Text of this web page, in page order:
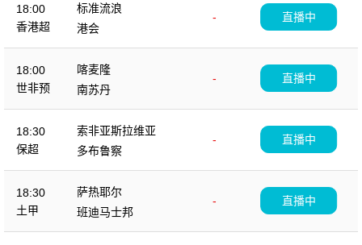
18:00
香港超
标准流浪
-
港会
直播中
18:00
世非预
喀麦隆
-
南苏丹
直播中
18:30
保超
索非亚斯拉维亚
-
多布鲁察
直播中
18:30
土甲
萨热耶尔
-
班迪马士邦
直播中